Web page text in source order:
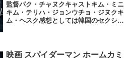
監督パク・チャヌクキャストキム・ミニ
キム・テリハ・ジョンウチョ・ジヌクキ
ム・ヘスク感想としては韓国のセクシー
演したキム・ミニキム・...
映画 スパイダーマン ホームカミ